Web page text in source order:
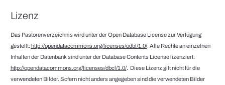
Lizenz
Das Pastorenverzeichnis wird unter der Open Database License zur Verfügung
gestellt:http://opendatacommons.org/licenses/odbl/1.0/. Alle Rechte an einzelnen
Inhalten der Datenbank sind unter der Database Contents License lizenziert:
http://opendatacommons.org/licenses/dbcl/1.0/. Diese Lizenz gilt nicht für die
verwendeten Bilder. Sofern nicht anders angegeben sind die verwendeten Bilder